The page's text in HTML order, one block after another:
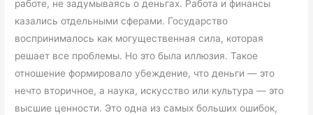
работе, не задумываясь о деньгах. Работа и финансы
казались отдельными сферами. Государство
воспринималось как могущественная сила, которая
решает все проблемы. Но это была иллюзия. Такое
отношение формировало убеждение, что деньги — это
нечто вторичное, а наука, искусство или культура — это
высшие ценности. Это одна из самых больших ошибок,